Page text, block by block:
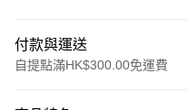
付款與運送
自提點滿HK$300.00免運費